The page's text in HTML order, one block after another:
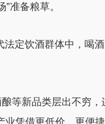
准备粮草。
法定饮酒群体中，喝
等新品类层出不穷，